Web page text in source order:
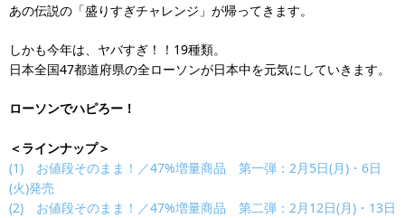
あの伝説の「盛りすぎチャレンジ」が帰ってきます。
しかも今年は、ヤバすぎ！！19種類。
日本全国47都道府県の全ローソンが日本中を元気にしていきます。
ローソンでハピろー！
＜ラインナップ＞
(1) お値段そのまま！／47%増量商品 第一弾：2月5日(月)・6日
(火)発売
(2) お値段そのまま！／47%増量商品 第二弾：2月12日(月)・13日